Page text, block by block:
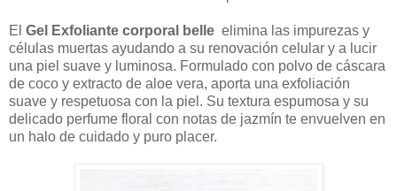
El Gel Exfoliante corporal belle elimina las impurezas y
células muertas ayudando a su renovación celular y a lucir
una piel suave y luminosa. Formulado con polvo de cáscara
de coco y extracto de aloe vera, aporta una exfoliación
suave y respetuosa con la piel. Su textura espumosa y su
delicado perfume floral con notas de jazmín te envuelven en
un halo de cuidado y puro placer.